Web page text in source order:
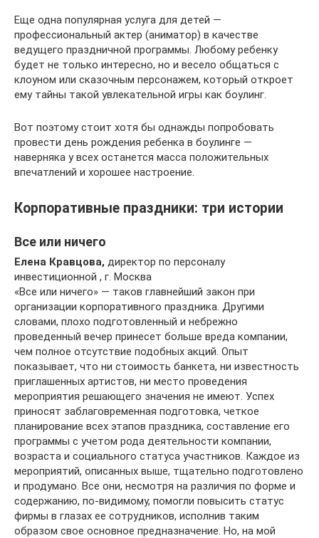
Еще одна популярная услуга для детей —
профессиональный актер (аниматор) в качестве
ведущего праздничной программы. Любому ребенку
будет не только интересно, но и весело общаться с
клоуном или сказочным персонажем, который откроет
ему тайны такой увлекательной игры как боулинг.
Вот поэтому стоит хотя бы однажды попробовать
провести день рождения ребенка в боулинге —
наверняка у всех останется масса положительных
впечатлений и хорошее настроение.
Корпоративные праздники: три истории
Все или ничего
Елена Кравцова, директор по персоналу
инвестиционной , г. Москва
«Все или ничего» — таков главнейший закон при
организации корпоративного праздника. Другими
словами, плохо подготовленный и небрежно
проведенный вечер принесет больше вреда компании,
чем полное отсутствие подобных акций. Опыт
показывает, что ни стоимость банкета, ни известность
приглашенных артистов, ни место проведения
мероприятия решающего значения не имеют. Успех
приносят заблаговременная подготовка, четкое
планирование всех этапов праздника, составление его
программы с учетом рода деятельности компании,
возраста и социального статуса участников. Каждое из
мероприятий, описанных выше, тщательно подготовлено
и продумано. Все они, несмотря на различия по форме и
содержанию, по-видимому, помогли повысить статус
фирмы в глазах ее сотрудников, исполнив таким
образом свое основное предназначение. Но, на мой